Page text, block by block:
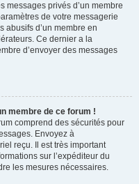
messages privés d’un membre
de votre messagerie
abusifs d’un membre en
Ce dernier a la
d’envoyer des messages
membre de ce forum !
comprend des sécurités pour
Envoyez à
reçu. Il est très important
sur l’expéditeur du
les mesures nécessaires.